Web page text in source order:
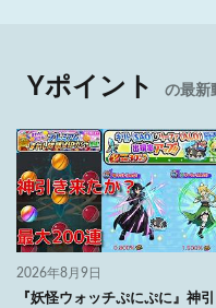
Yポイント の最新
2026年8月9日
『妖怪ウォッチぷにぷに』神引